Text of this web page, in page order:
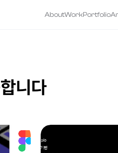
니다
AboutWorkPortfolio